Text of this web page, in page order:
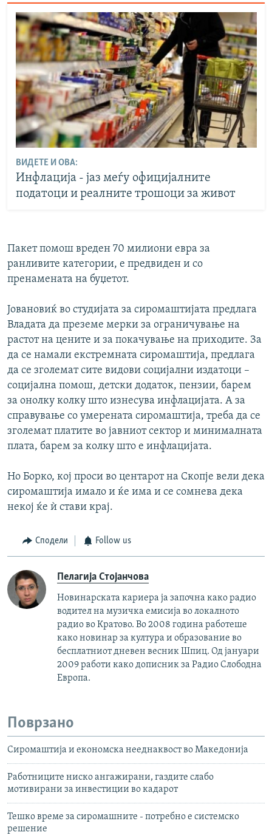
ВИДЕТЕ И ОВА:
Инфлација - јаз меѓу официјалните
податоци и реалните трошоци за живот
Пакет помош вреден 70 милиони евра за
ранливите категории, е предвиден и со
пренамената на буџетот.
Јовановиќ во студијата за сиромаштијата предлага
Владата да преземе мерки за ограничување на
растот на цените и за покачување на приходите. За
да се намали екстремната сиромаштија, предлага
да се зголемат сите видови социјални издатоци –
социјална помош, детски додаток, пензии, барем
за онолку колку што изнесува инфлацијата. А за
справување со умерената сиромаштија, треба да се
зголемат платите во јавниот сектор и минималната
плата, барем за колку што е инфлацијата.
Но Борко, кој проси во центарот на Скопје вели дека
сиромаштија имало и ќе има и се сомнева дека
некој ќе ѝ стави крај.
Сподели Follow us
Пелагија Стојанчова
Новинарската кариера ја започна како радио
водител на музичка емисија во локалното
радио во Кратово. Во 2008 година работеше
како новинар за култура и образование во
бесплатниот дневен весник Шпиц. Од јануари
2009 работи како дописник за Радио Слободна
Европа.
Поврзано
Сиромаштија и економска нееднаквост во Македонија
Работниците ниско ангажирани, газдите слабо
мотивирани за инвестиции во кадарот
Тешко време за сиромашните - потребно е системско
решение